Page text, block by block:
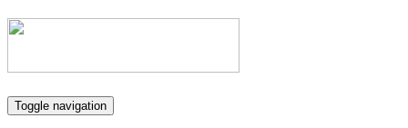
Toggle navigation